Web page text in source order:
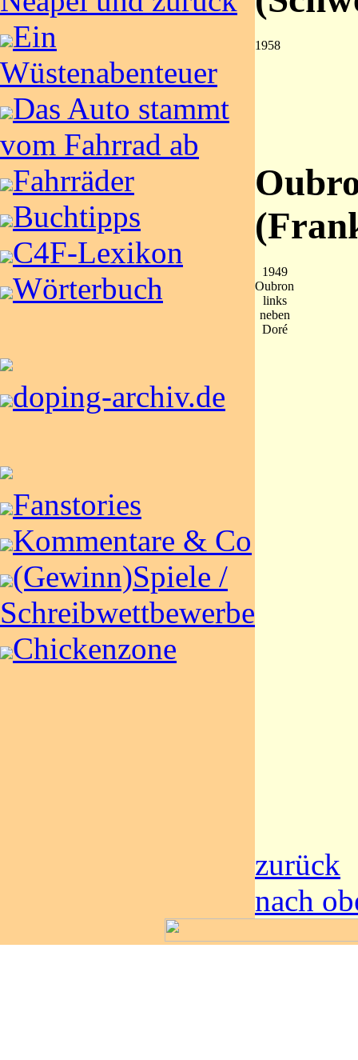
Ein
Wüstenabenteuer
Das Auto stammt
vom Fahrrad ab
Fahrräder
Buchtipps
C4F-Lexikon
Wörterbuch
doping-archiv.de
Fanstories
Kommentare & Co
(Gewinn)Spiele /
Schreibwettbewerbe
Chickenzone
1958
1949
Oubron
links
neben
Doré
zurück
nach